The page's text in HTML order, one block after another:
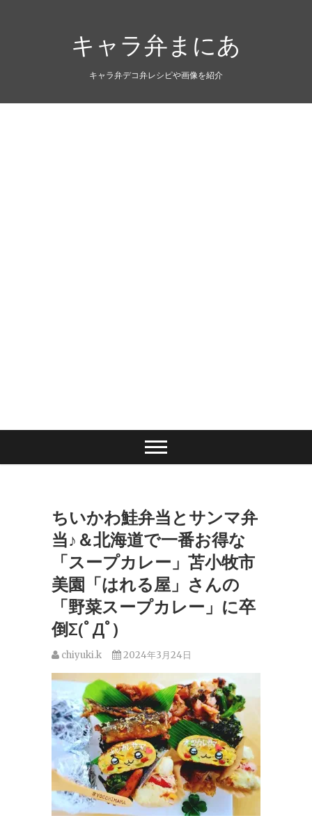
キャラ弁まにあ
キャラ弁デコ弁レシピや画像を紹介
ちいかわ鮭弁当とサンマ弁
当♪＆北海道で一番お得な
「スープカレー」苫小牧市
美園「はれる屋」さんの
「野菜スープカレー」に卒
倒Σ(ﾟДﾟ)
chiyuki.k 2024年3月24日